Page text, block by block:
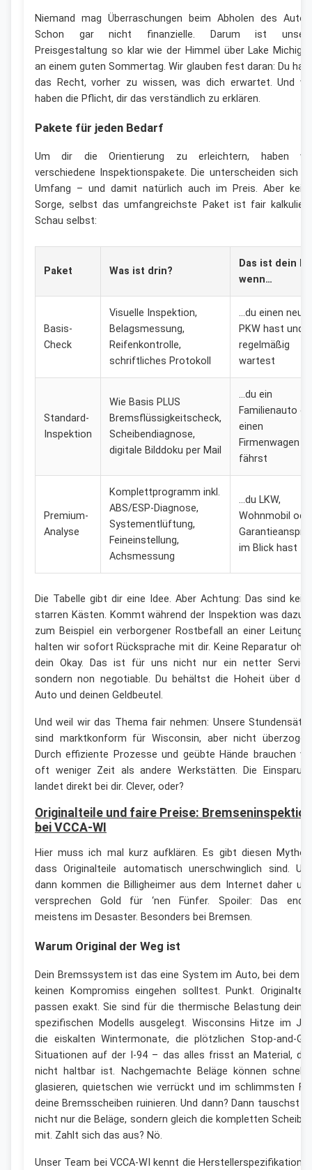
Niemand mag Überraschungen beim Abholen des
Schon gar nicht finanzielle. Darum ist
Preisgestaltung so klar wie der Himmel über Lake
an einem guten Sommertag. Wir glauben fest daran: Du
das Recht, vorher zu wissen, was dich erwartet. Und
haben die Pflicht, dir das verständlich zu erklären.
Pakete für jeden Bedarf
Um dir die Orientierung zu erleichtern, haben
verschiedene Inspektionspakete. Die unterscheiden sich
Umfang – und damit natürlich auch im Preis. Aber
Sorge, selbst das umfangreichste Paket ist fair
Schau selbst:
Paket Was ist drin?
Das ist dein
wenn…
Basis-
Check
Visuelle Inspektion,
Belagsmessung,
Reifenkontrolle,
schriftliches Protokoll
…du einen
PKW hast und
regelmäßig
wartest
Standard-
Inspektion
Wie Basis PLUS
Bremsflüssigkeitscheck,
Scheibendiagnose,
digitale Bilddoku per Mail
…du ein
Familienauto
einen
Firmenwagen
fährst
Premium-
Analyse
Komplettprogramm inkl.
ABS/ESP-Diagnose,
Systementlüftung,
Feineinstellung,
Achsmessung
…du LKW,
Wohnmobil
im Blick hast
Die Tabelle gibt dir eine Idee. Aber Achtung: Das sind
starren Kästen. Kommt während der Inspektion was dazu
zum Beispiel ein verborgener Rostbefall an einer Leitung
halten wir sofort Rücksprache mit dir. Keine Reparatur
dein Okay. Das ist für uns nicht nur ein netter
sondern non negotiable. Du behältst die Hoheit über
Auto und deinen Geldbeutel.
Und weil wir das Thema fair nehmen: Unsere
sind marktkonform für Wisconsin, aber nicht
Durch effiziente Prozesse und geübte Hände brauchen
oft weniger Zeit als andere Werkstätten. Die
landet direkt bei dir. Clever, oder?
Originalteile und faire Preise: Bremseninspektion
bei VCCA-WI
Hier muss ich mal kurz aufklären. Es gibt diesen
dass Originalteile automatisch unerschwinglich sind.
dann kommen die Billigheimer aus dem Internet daher
versprechen Gold für ‘nen Fünfer. Spoiler: Das
meistens im Desaster. Besonders bei Bremsen.
Warum Original der Weg ist
Dein Bremssystem ist das eine System im Auto, bei dem
keinen Kompromiss eingehen solltest. Punkt.
passen exakt. Sie sind für die thermische Belastung
spezifischen Modells ausgelegt. Wisconsins Hitze im
die eiskalten Wintermonate, die plötzlichen Stop-and-
Situationen auf der I-94 – das alles frisst an Material,
nicht haltbar ist. Nachgemachte Beläge können
glasieren, quietschen wie verrückt und im schlimmsten
deine Bremsscheiben ruinieren. Und dann? Dann tauschst
nicht nur die Beläge, sondern gleich die kompletten
mit. Zahlt sich das aus? Nö.
Unser Team bei VCCA-WI kennt die